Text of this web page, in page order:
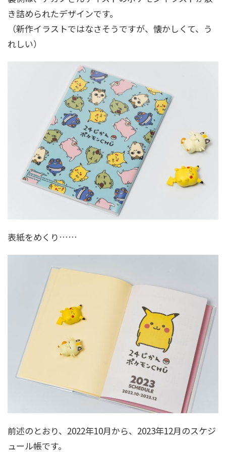
き詰められたデザインです。
（新作イラストではなさそうですが、懐かしくて、う
れしい）
表紙をめくり……
前述のとおり、2022年10月から、2023年12月のスケジ
ュール帳です。